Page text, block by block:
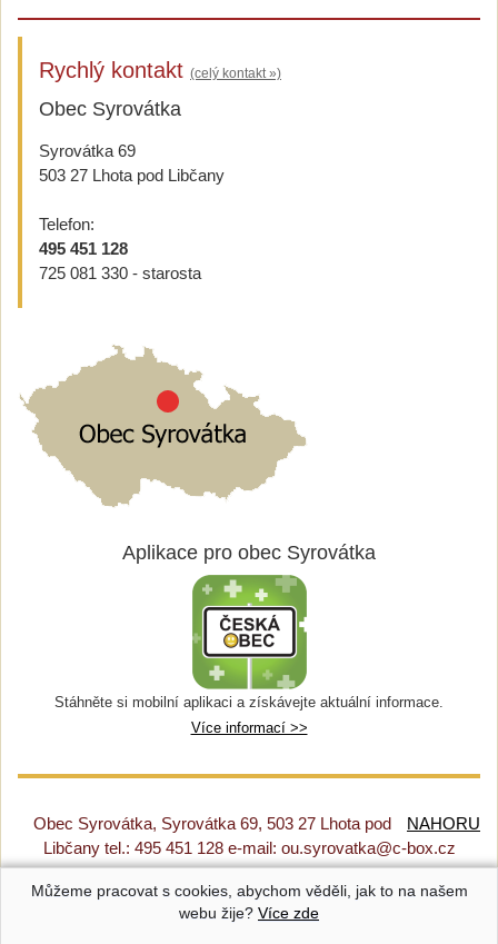
Rychlý kontakt (celý kontakt »)
Obec Syrovátka
Syrovátka 69
503 27 Lhota pod Libčany
Telefon:
495 451 128
725 081 330 - starosta
Aplikace pro obec Syrovátka
Stáhněte si mobilní aplikaci a získávejte aktuální informace.
Více informací >>
NAHORU
Obec Syrovátka, Syrovátka 69, 503 27 Lhota pod
Libčany tel.: 495 451 128 e-mail: ou.syrovatka@c-box.cz
Prohlášení o přístupnosti|Původní web|Nastavení cookies
Můžeme pracovat s cookies, abychom věděli, jak to na našem
webu žije? Více zde